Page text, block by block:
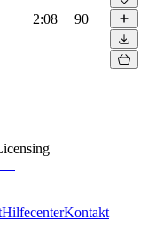
2:08 90
HilfecenterKontakt